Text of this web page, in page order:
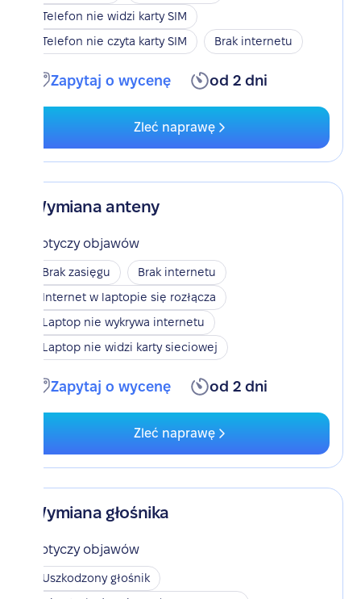
Telefon nie widzi karty SIM
Telefon nie czyta karty SIM
Brak internetu
Zapytaj o wycenę od 2 dni
Zleć naprawę
Wymiana anteny
Dotyczy objawów
Brak zasięgu
Brak internetu
Internet w laptopie się rozłącza
Laptop nie wykrywa internetu
Laptop nie widzi karty sieciowej
Zapytaj o wycenę od 2 dni
Zleć naprawę
Wymiana głośnika
Dotyczy objawów
Uszkodzony głośnik